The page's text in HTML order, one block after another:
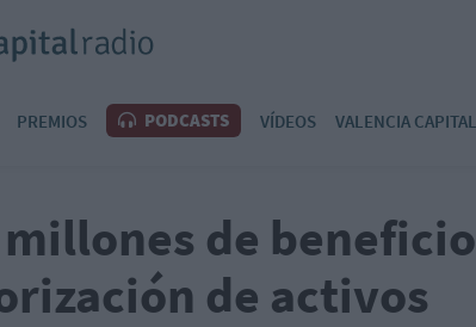
PREMIOS PODCASTS VÍDEOS VALENCIA CAPITAL
de beneficio
de activos